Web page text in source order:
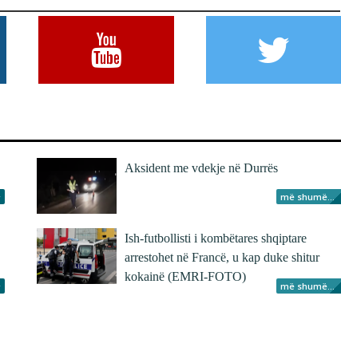
Aksident me vdekje në Durrës
më shumë...
Ish-futbollisti i kombëtares shqiptare
arrestohet në Francë, u kap duke shitur
kokainë (EMRI-FOTO)
më shumë...